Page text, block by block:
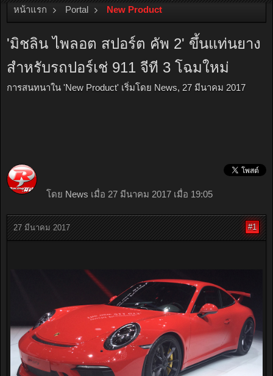
หน้าแรก Portal New Product
'มิชลิน ไพลอต สปอร์ต คัพ 2' ขึ้นแท่นยาง
สำหรับรถปอร์เช่ 911 จีที 3 โฉมใหม่
การสนทนาใน 'New Product' เริ่มโดย News, 27 มีนาคม 2017
โดย News เมื่อ 27 มีนาคม 2017 เมื่อ 19:05
27 มีนาคม 2017 #1